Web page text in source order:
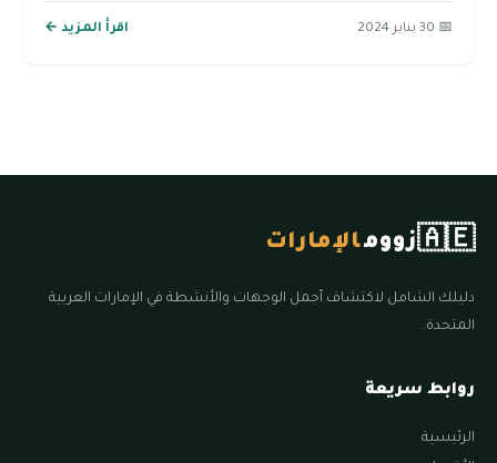
📅 30 يناير 2024 اقرأ المزيد ←
🇦🇪زوومالإمارات
دليلك الشامل لاكتشاف أجمل الوجهات والأنشطة في الإمارات العربية
المتحدة.
روابط سريعة
الرئيسية